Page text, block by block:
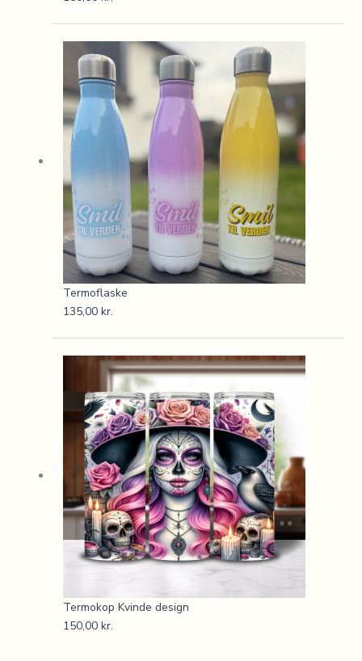
Termoflaske
135,00 kr.
Termokop Kvinde design
150,00 kr.